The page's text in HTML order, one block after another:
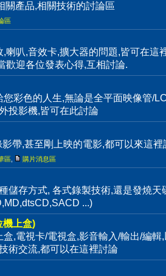
關產品,相關技術的討論區
區
喇叭,音效卡,擴大器的問題,皆可在這
歡迎各位發表心得,互相討論.
您彩色的人生,無論是全平面映像管/
投影機,皆可在此討論
帶,甚至剛上映的電影,都可以來這裡
區 購片消息區
儲存方式, 各式錄製技術,還是發燒
...)
機上盒)
,電視卡/電視盒,影音輸入/輸出/編輯
術交流,都可以在這裡討論